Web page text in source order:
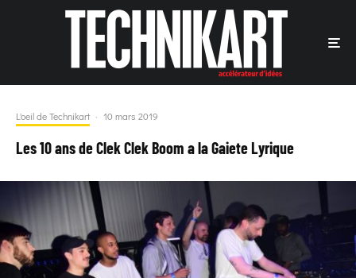
L'oeil de Technikart · 10 mars 2019
Les 10 ans de Clek Clek Boom a la Gaiete Lyrique